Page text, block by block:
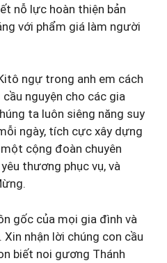
nỗ lực hoàn thiện bản
với phẩm giá làm người
ngự trong anh em cách
nguyện cho các gia
ta luôn siêng năng suy
ngày, tích cực xây dựng
cộng đoàn chuyên
thương phục vụ, và
gốc của mọi gia đình và
nhận lời chúng con cầu
biết noi gương Thánh